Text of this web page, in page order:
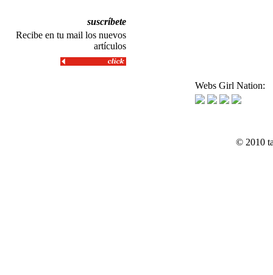
suscríbete
Recibe en tu mail los nuevos
artículos
Webs Girl Nation:
© 2010